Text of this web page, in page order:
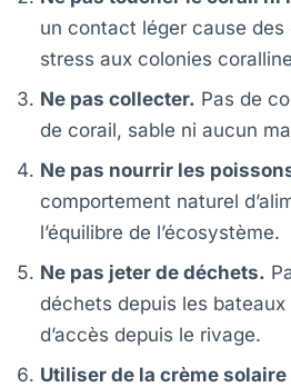
un contact léger cause des
stress aux colonies
Ne pas collecter. Pas de
de corail, sable ni aucun
Ne pas nourrir les
comportement naturel
l’équilibre de l’écosystème.
Ne pas jeter de déchets.
déchets depuis les
d’accès depuis le rivage.
Utiliser de la crème